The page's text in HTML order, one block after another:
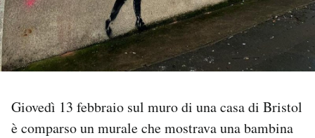
I MIEI PREFERITI
SHOP
CALENDARIO
Giovedì 13 febbraio sul muro di una casa di Bristol
è comparso un murale che mostrava una bambina